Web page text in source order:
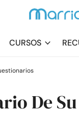
CURSOS
De Su